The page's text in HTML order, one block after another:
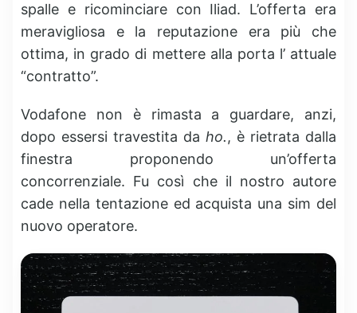
spalle e ricominciare con Iliad. L’offerta era
meravigliosa e la reputazione era più che
ottima, in grado di mettere alla porta l’ attuale
“contratto”.
Vodafone non è rimasta a guardare, anzi,
dopo essersi travestita da ho., è rietrata dalla
finestra proponendo un’offerta
concorrenziale. Fu così che il nostro autore
cade nella tentazione ed acquista una sim del
nuovo operatore.